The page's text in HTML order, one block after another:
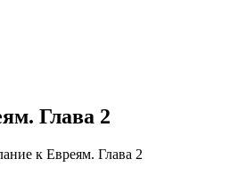
Глава 2
к Евреям. Глава 2